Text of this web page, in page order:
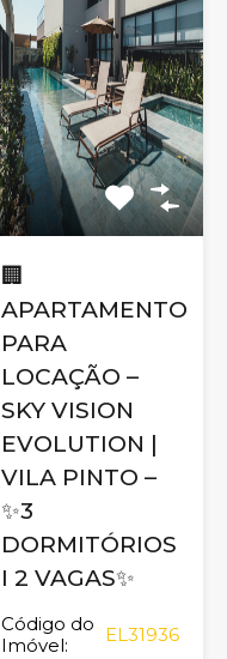
🏢
APARTAMENTO
PARA
LOCAÇÃO –
SKY VISION
EVOLUTION |
VILA PINTO –
✨3
DORMITÓRIOS
I 2 VAGAS✨
Código do
Imóvel:
EL31936